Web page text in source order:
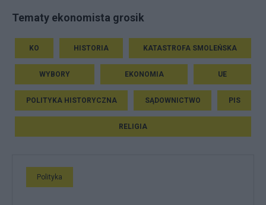
Tematy ekonomista grosik
KO HISTORIA KATASTROFA SMOLEŃSKA
WYBORY EKONOMIA UE
POLITYKA HISTORYCZNA SĄDOWNICTWO PIS
RELIGIA
Polityka